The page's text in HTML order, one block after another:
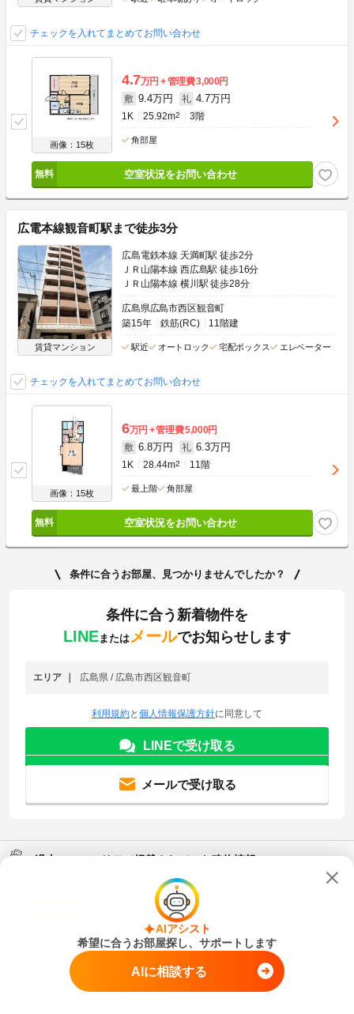
チェックを入れてまとめてお問い合わせ
画像：15枚
4.7万円 管理費3,000円
敷 9.4万円 礼 4.7万円
1K 25.92m2 3階
角部屋
空室状況をお問い合わせ
広電本線観音町駅まで徒歩3分
賃貸マンション
広島電鉄本線 天満町駅 徒歩2分
ＪＲ山陽本線 西広島駅 徒歩16分
ＪＲ山陽本線 横川駅 徒歩28分
広島県広島市西区観音町
築15年
鉄筋(RC) 11階建
駅近 オートロック 宅配ボックス エレベーター
チェックを入れてまとめてお問い合わせ
画像：15枚
6万円 管理費5,000円
敷 6.8万円 礼 6.3万円
1K 28.44m2 11階
最上階 角部屋
空室状況をお問い合わせ
条件に合うお部屋、見つかりませんでしたか？
条件に合う新着物件を
LINEまたは メールでお知らせします
エリア 広島県 / 広島市西区観音町
利用規約と 個人情報保護方針に同意して
LINEで受け取る
メールで受け取る
過去にこのエリアで掲載されていた建物情報
メゾン南観音
広電本線 天満町駅 徒歩2分
広電本線 観音町駅 徒歩4分
広電本線 小網町駅 徒歩5分
AIアシスト
希望に合うお部屋探し、サポートします
AIに相談する